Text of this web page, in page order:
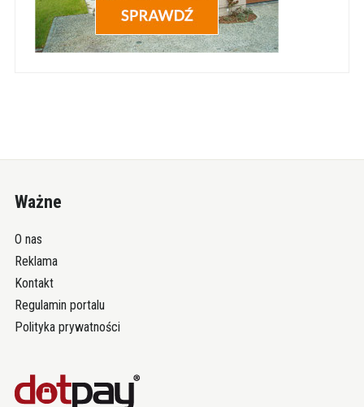
Ważne
O nas
Reklama
Kontakt
Regulamin portalu
Polityka prywatności